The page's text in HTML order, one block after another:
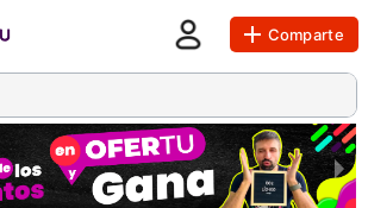
Comparte